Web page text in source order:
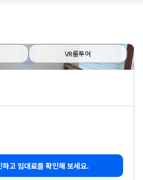
VR룸투어
하고 임대료를 확인해 보세요.